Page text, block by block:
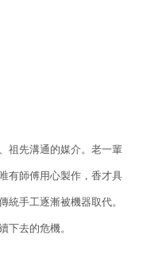
祖先溝通的媒介。 老一輩
有師傅用心製作，香才具
統手工逐漸被機器取代。
下去的危機。